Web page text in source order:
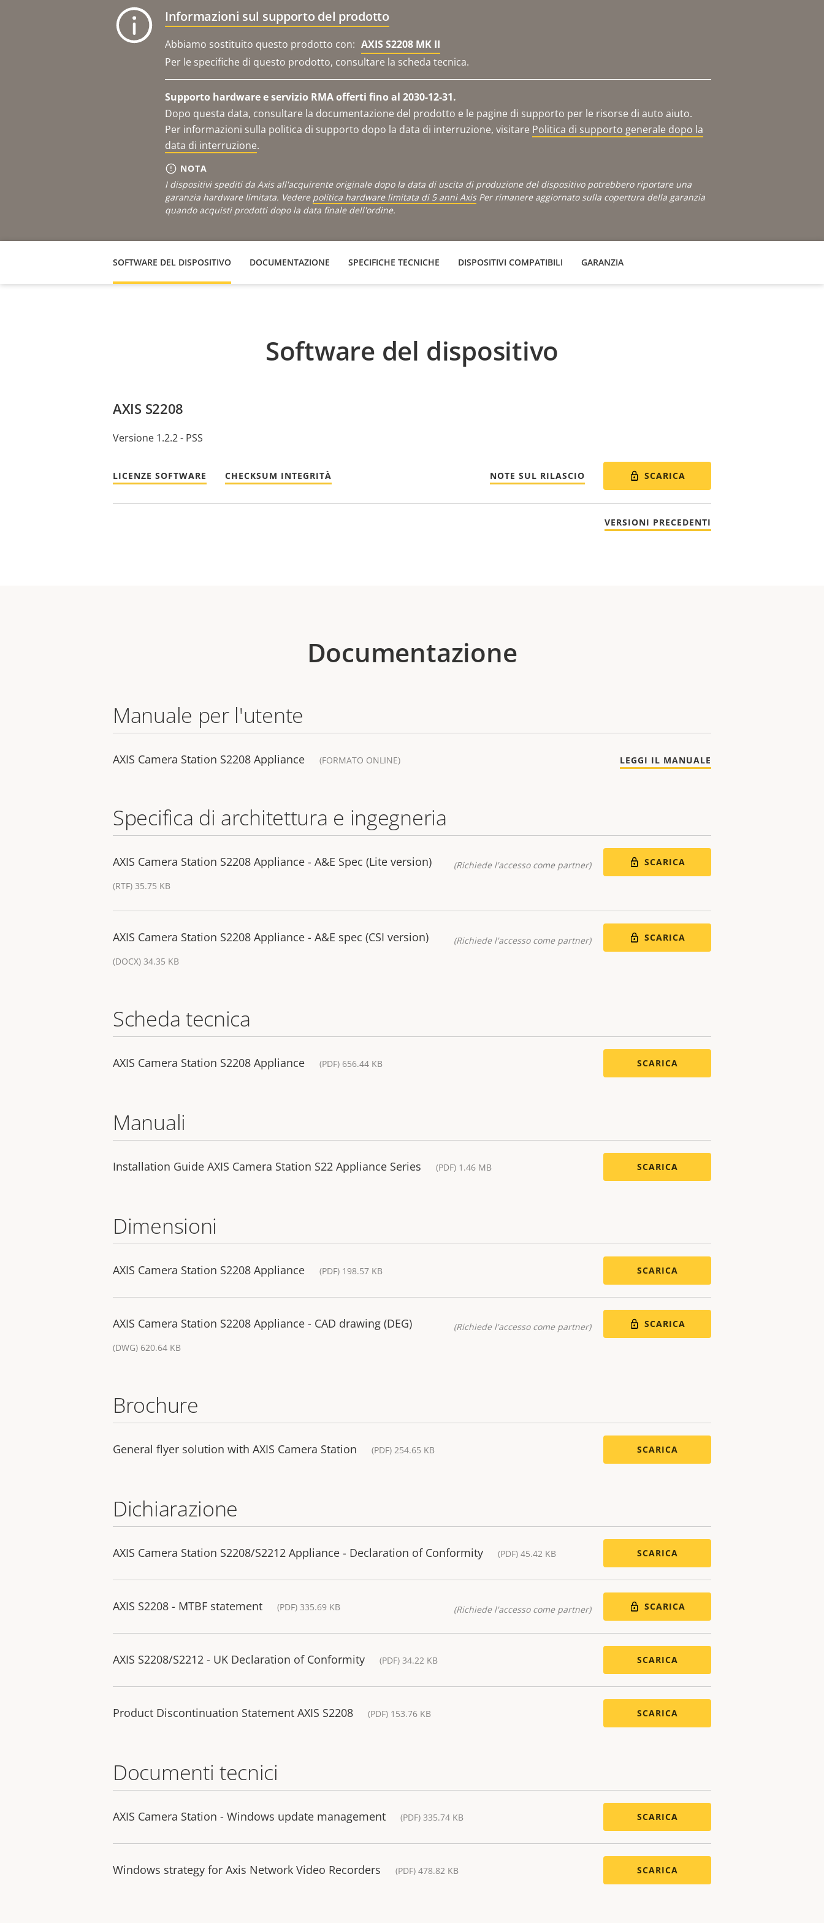
Informazioni sul supporto del prodotto
Abbiamo sostituito questo prodotto con: AXIS S2208 MK II
Per le specifiche di questo prodotto, consultare la scheda tecnica.
Supporto hardware e servizio RMA offerti fino al 2030-12-31.
Dopo questa data, consultare la documentazione del prodotto e le pagine di supporto per le risorse di auto aiuto.
Per informazioni sulla politica di supporto dopo la data di interruzione, visitare Politica di supporto generale dopo la
data di interruzione.
NOTA
I dispositivi spediti da Axis all'acquirente originale dopo la data di uscita di produzione del dispositivo potrebbero riportare una
garanzia hardware limitata. Vedere politica hardware limitata di 5 anni AxisPer rimanere aggiornato sulla copertura della garanzia
quando acquisti prodotti dopo la data finale dell'ordine.
SOFTWARE DEL DISPOSITIVO DOCUMENTAZIONE SPECIFICHE TECNICHE DISPOSITIVI COMPATIBILI GARANZIA
Software del dispositivo
AXIS S2208
Versione 1.2.2 - PSS
LICENZE SOFTWARE CHECKSUM INTEGRITÀ NOTE SUL RILASCIO SCARICA
VERSIONI PRECEDENTI
Documentazione
Manuale per l'utente
AXIS Camera Station S2208 Appliance (FORMATO ONLINE) LEGGI IL MANUALE
Specifica di architettura e ingegneria
AXIS Camera Station S2208 Appliance - A&E Spec (Lite version)
(RTF) 35.75 KB
(Richiede l'accesso come partner) SCARICA
AXIS Camera Station S2208 Appliance - A&E spec (CSI version)
(DOCX) 34.35 KB
(Richiede l'accesso come partner) SCARICA
Scheda tecnica
AXIS Camera Station S2208 Appliance (PDF) 656.44 KB SCARICA
Manuali
Installation Guide AXIS Camera Station S22 Appliance Series (PDF) 1.46 MB SCARICA
Dimensioni
AXIS Camera Station S2208 Appliance (PDF) 198.57 KB SCARICA
AXIS Camera Station S2208 Appliance - CAD drawing (DEG)
(DWG) 620.64 KB
(Richiede l'accesso come partner) SCARICA
Brochure
General flyer solution with AXIS Camera Station (PDF) 254.65 KB SCARICA
Dichiarazione
AXIS Camera Station S2208/S2212 Appliance - Declaration of Conformity (PDF) 45.42 KB SCARICA
AXIS S2208 - MTBF statement (PDF) 335.69 KB (Richiede l'accesso come partner) SCARICA
AXIS S2208/S2212 - UK Declaration of Conformity (PDF) 34.22 KB SCARICA
Product Discontinuation Statement AXIS S2208 (PDF) 153.76 KB SCARICA
Documenti tecnici
AXIS Camera Station - Windows update management (PDF) 335.74 KB SCARICA
Windows strategy for Axis Network Video Recorders (PDF) 478.82 KB SCARICA